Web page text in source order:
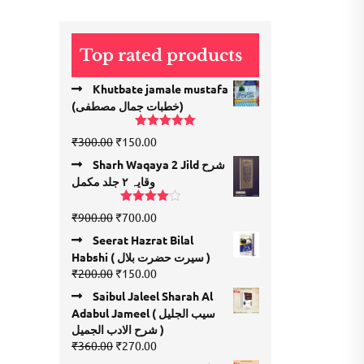
Top rated products
Khutbate jamale mustafa
(خطبات جمال مصطفی)
Rated
out of 5
₹300.00 Original
price
was:
₹300.00.
₹150.00Current
is:
₹150.00.
Sharh Waqaya 2 Jild شرح
وقایہ ۲ جلد مکمل
Rated
4.00out
of 5
₹900.00 Original
was:
₹900.00.
₹700.00Current
price
is:
₹700.00.
Seerat Hazrat Bilal
Habshi ( سیرت حضرت بلال )
₹200.00 Original
price
was:
₹200.00.
₹150.00Current
price
is:
₹150.00.
Saibul Jaleel Sharah Al
Adabul Jameel ( سیب الجلیل
شرح الادب الجمیل )
₹360.00 Original
price
₹270.00Current